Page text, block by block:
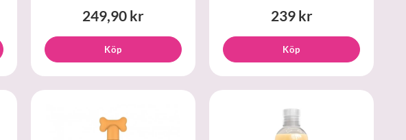
249,90 kr
Köp
239 kr
Köp